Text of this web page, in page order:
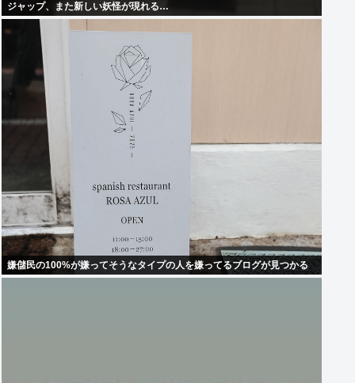
ジャップ、また新しい妖怪が現れる…
嫌儲民の100%が嫌ってそうなタイプの人を嫌ってるブログが見つかる